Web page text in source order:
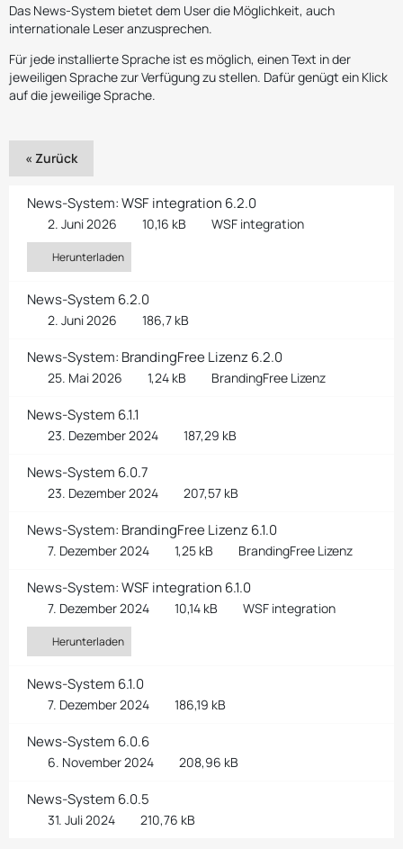
Das News-System bietet dem User die Möglichkeit, auch
internationale Leser anzusprechen.
Für jede installierte Sprache ist es möglich, einen Text in der
jeweiligen Sprache zur Verfügung zu stellen. Dafür genügt ein Klick
auf die jeweilige Sprache.
« Zurück
News-System: WSF integration 6.2.0
2. Juni 2026 10,16 kB WSF integration
Herunterladen
News-System 6.2.0
2. Juni 2026 186,7 kB
News-System: BrandingFree Lizenz 6.2.0
25. Mai 2026 1,24 kB BrandingFree Lizenz
News-System 6.1.1
23. Dezember 2024 187,29 kB
News-System 6.0.7
23. Dezember 2024 207,57 kB
News-System: BrandingFree Lizenz 6.1.0
7. Dezember 2024 1,25 kB BrandingFree Lizenz
News-System: WSF integration 6.1.0
7. Dezember 2024 10,14 kB WSF integration
Herunterladen
News-System 6.1.0
7. Dezember 2024 186,19 kB
News-System 6.0.6
6. November 2024 208,96 kB
News-System 6.0.5
31. Juli 2024 210,76 kB